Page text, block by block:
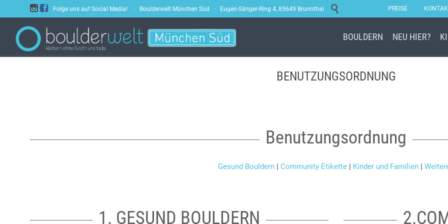
  Folge uns auf Social Media! · Boulderwelt München Süd · Eugen-Sänger-Ring 4, 85649 Brunnthal  PREISE
BOULDERN NEU HIER?
BENUTZUNGSORDNUNG
Benutzungsordnung
Gesund Bouldern | Community Etikette | Kinder und Familien |
1. GESUND BOULDERN